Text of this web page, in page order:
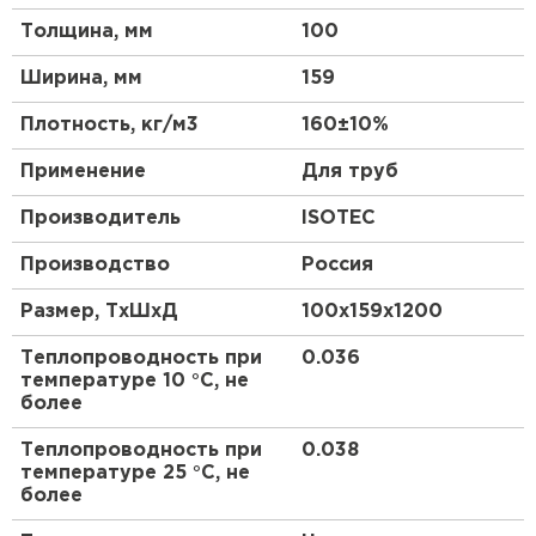
Прочные и долговечные материалы для
Отличная звукоизоляция для уменьшения
шума и повышения комфорта
Удобный формат плит для удобства монтажа
и использования
Высокая плотность материала для
эффективной звукоизоляции
Размеры плит позволяют использовать их в
различных конструкциях
Простота в установке для экономии времени
и усилий
Отличное соотношение цены и качества для
Экологически чистый материал без вредных
веществ для безопасности
Толщина, мм 100
Ширина, мм 159
Плотность, кг/м3 160±10%
Применение Для труб
Производитель ISOTEC
Производство Россия
Размер, ТхШхД 100х159х1200
Теплопроводность при
температуре 10 °С, не
более
0.036
Теплопроводность при
температуре 25 °С, не
более
0.038
Утеплитель Теплекс
Утеплитель Изомин
Рулонная кровля Брит